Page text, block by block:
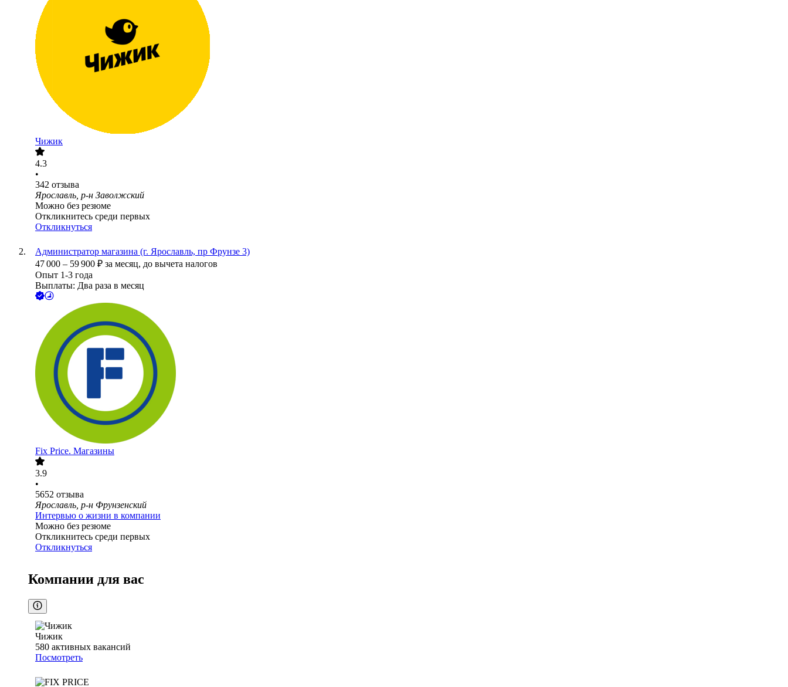
Чижик
4.3
•
342 отзыва
Ярославль, р-н Заволжский
Можно без резюме
Откликнитесь среди первых
Откликнуться
Администратор магазина (г. Ярославль, пр Фрунзе 3)
47 000 – 59 900 ₽ за месяц, до вычета налогов
Опыт 1-3 года
Выплаты: Два раза в месяц
Fix Price. Магазины
3.9
•
5652 отзыва
Ярославль, р-н Фрунзенский
Интервью о жизни в компании
Можно без резюме
Откликнитесь среди первых
Откликнуться
Компании для вас
Чижик
580 активных вакансий
Посмотреть